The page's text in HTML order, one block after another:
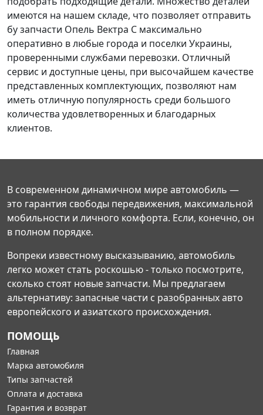
имеются на нашем складе, что позволяет отправить
бу запчасти Опель Вектра С максимально
оперативно в любые города и поселки Украины,
проверенными службами перевозки. Отличный
сервис и доступные цены, при высочайшем качестве
представленных комплектующих, позволяют нам
иметь отличную популярность среди большого
количества удовлетворенных и благодарных
клиентов.
В современном динамичном мире автомобиль —
это гарантия свободы передвижения, максимальной
мобильности и личного комфорта. Если, конечно, он
в полном порядке.
Вопреки известному высказыванию, автомобиль
легко может стать роскошью - только посмотрите,
сколько стоят новые запчасти. Мы предлагаем
альтернативу: запасные части с разобранных авто
европейского и азиатского происхождения.
ПОМОЩЬ
Главная
Марка автомобиля
Типы запчастей
Оплата и доставка
Гарантия и возврат